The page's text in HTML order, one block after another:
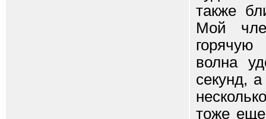
также
Мой
волна
секунд,
тоже